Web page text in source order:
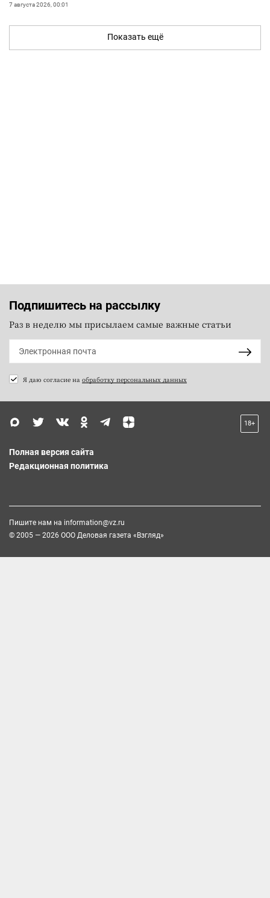
7 августа 2026, 00:01
Показать ещё
Подпишитесь на рассылку
Раз в неделю мы присылаем самые важные статьи
Я даю согласие на обработку персональных данных
18+
Полная версия сайта
Редакционная политика
Пишите нам на information@vz.ru
© 2005 — 2026 ООО Деловая газета «Взгляд»